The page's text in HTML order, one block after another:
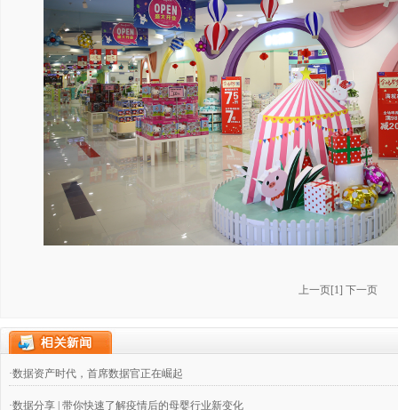
上一页[1]下一页
·数据资产时代，首席数据官正在崛起
·数据分享 | 带你快速了解疫情后的母婴行业新变化